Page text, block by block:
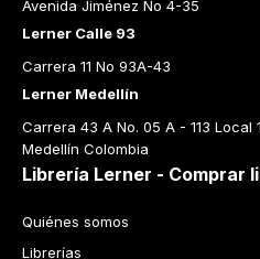
Avenida Jiménez No 4-35
Lerner Calle 93
Carrera 11 No 93A-43
Lerner Medellín
Carrera 43 A No. 05 A - 113 Local
Medellín Colombia
Librería Lerner - Comprar
Quiénes somos
Librerías